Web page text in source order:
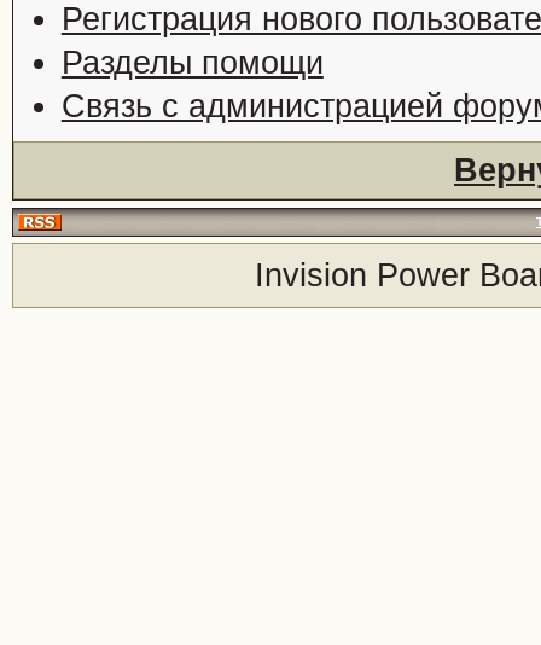
Регистрация нового
Разделы помощи
Связь с администрацией
Invision Power